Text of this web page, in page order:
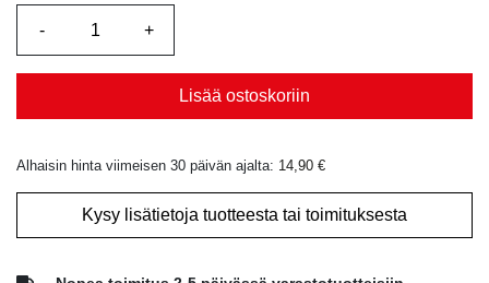
Lisää ostoskoriin
Alhaisin hinta viimeisen 30 päivän ajalta: 14,90 €
Kysy lisätietoja tuotteesta tai toimituksesta